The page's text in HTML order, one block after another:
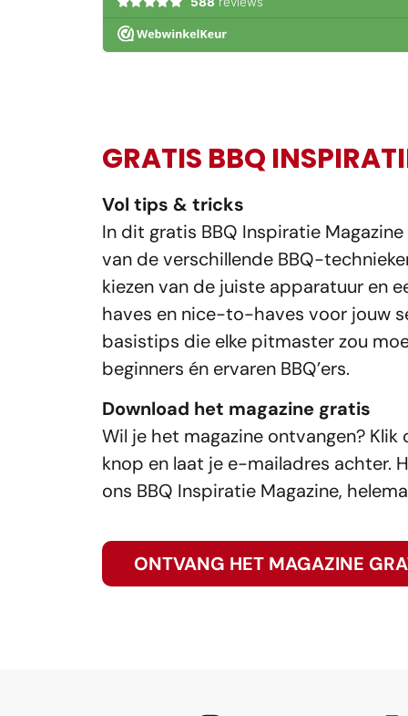
GRATIS BBQ
Vol tips & tricks
In dit gratis BBQ Inspiratie
van de verschillende BBQ-
kiezen van de juiste apparatuur en
haves en nice-to-haves voor jouw
basistips die elke pitmaster zou
beginners én ervaren BBQ’ers.
Download het magazine gratis
Wil je het magazine ontvangen?
knop en laat je e-mailadres achter.
ons BBQ Inspiratie Magazine,
ONTVANG HET MAGAZINE